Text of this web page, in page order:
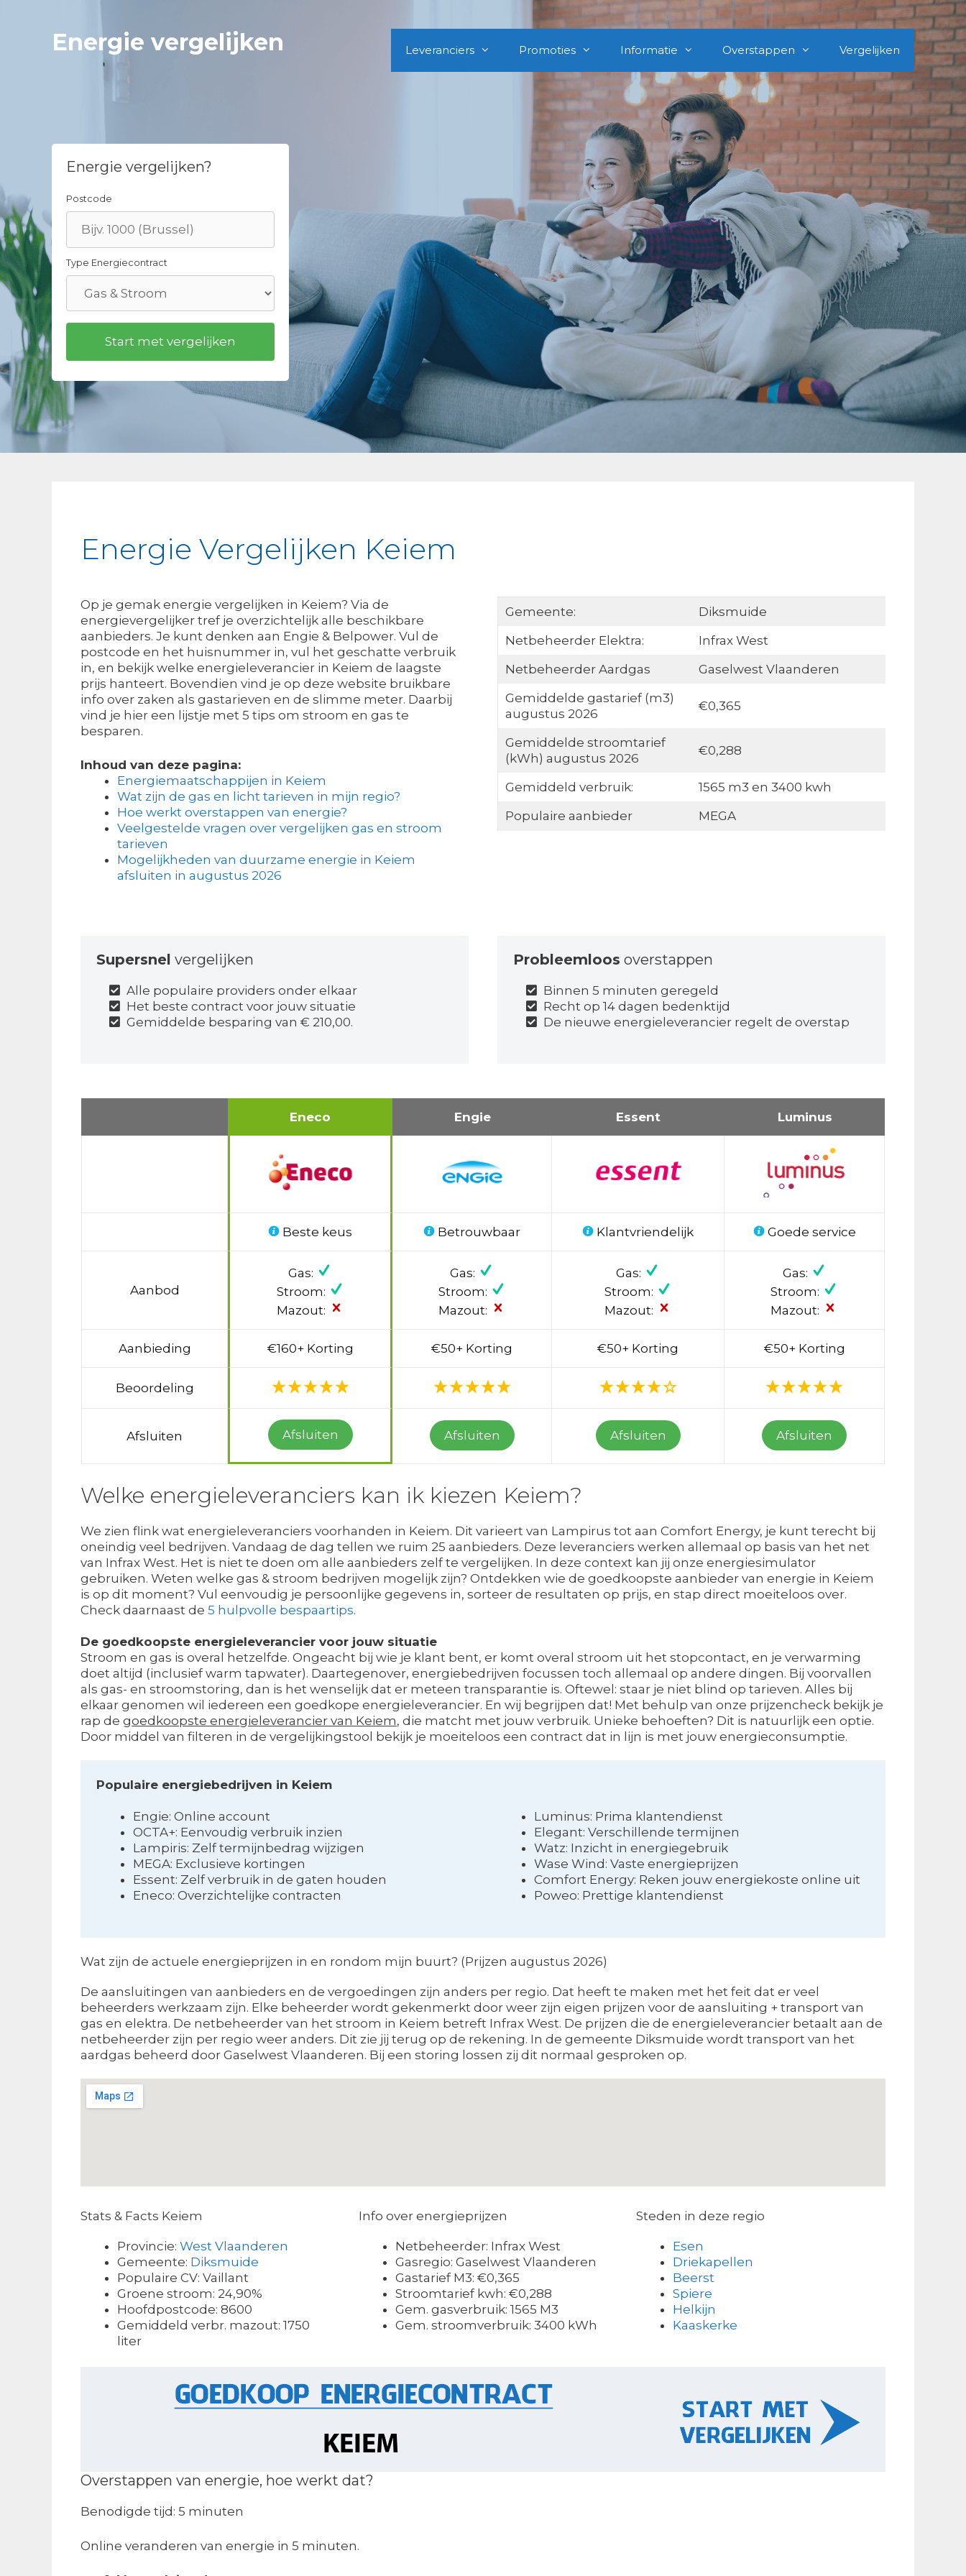
Energie vergelijken Leveranciers Promoties Informatie Overstappen Vergelijken
Energie vergelijken?
Postcode
Type Energiecontract
Energie Vergelijken Keiem
Op je gemak energie vergelijken in Keiem? Via de
energievergelijker tref je overzichtelijk alle beschikbare
aanbieders. Je kunt denken aan Engie & Belpower. Vul de
postcode en het huisnummer in, vul het geschatte verbruik
in, en bekijk welke energieleverancier in Keiem de laagste
prijs hanteert. Bovendien vind je op deze website bruikbare
info over zaken als gastarieven en de slimme meter. Daarbij
vind je hier een lijstje met 5 tips om stroom en gas te
besparen.
Inhoud van deze pagina:
Energiemaatschappijen in Keiem
Wat zijn de gas en licht tarieven in mijn regio?
Hoe werkt overstappen van energie?
Veelgestelde vragen over vergelijken gas en stroom
tarieven
Mogelijkheden van duurzame energie in Keiem
afsluiten in augustus 2026
Gemeente:
Diksmuide
Netbeheerder Elektra:
Infrax West
Netbeheerder Aardgas
Gaselwest Vlaanderen
Gemiddelde gastarief (m3)
augustus 2026
€0,365
Gemiddelde stroomtarief
(kWh) augustus 2026
€0,288
Gemiddeld verbruik:
1565 m3 en 3400 kwh
Populaire aanbieder
MEGA
Supersnel vergelijken
Alle populaire providers onder elkaar
Het beste contract voor jouw situatie
Gemiddelde besparing van € 210,00.
Probleemloos overstappen
Binnen 5 minuten geregeld
Recht op 14 dagen bedenktijd
De nieuwe energieleverancier regelt de overstap
Eneco Engie Essent Luminus
Beste keus Betrouwbaar Klantvriendelijk Goede service
Aanbod
Gas:
Stroom:
Mazout:
Gas:
Stroom:
Mazout:
Gas:
Stroom:
Mazout:
Gas:
Stroom:
Mazout:
Aanbieding €160+ Korting €50+ Korting €50+ Korting €50+ Korting
Beoordeling
Afsluiten Afsluiten Afsluiten Afsluiten Afsluiten
Welke energieleveranciers kan ik kiezen Keiem?
We zien flink wat energieleveranciers voorhanden in Keiem. Dit varieert van Lampirus tot aan Comfort Energy, je kunt terecht bij
oneindig veel bedrijven. Vandaag de dag tellen we ruim 25 aanbieders. Deze leveranciers werken allemaal op basis van het net
van Infrax West. Het is niet te doen om alle aanbieders zelf te vergelijken. In deze context kan jij onze energiesimulator
gebruiken. Weten welke gas & stroom bedrijven mogelijk zijn? Ontdekken wie de goedkoopste aanbieder van energie in Keiem
is op dit moment? Vul eenvoudig je persoonlijke gegevens in, sorteer de resultaten op prijs, en stap direct moeiteloos over.
Check daarnaast de 5 hulpvolle bespaartips.
De goedkoopste energieleverancier voor jouw situatie
Stroom en gas is overal hetzelfde. Ongeacht bij wie je klant bent, er komt overal stroom uit het stopcontact, en je verwarming
doet altijd (inclusief warm tapwater). Daartegenover, energiebedrijven focussen toch allemaal op andere dingen. Bij voorvallen
als gas- en stroomstoring, dan is het wenselijk dat er meteen transparantie is. Oftewel: staar je niet blind op tarieven. Alles bij
elkaar genomen wil iedereen een goedkope energieleverancier. En wij begrijpen dat! Met behulp van onze prijzencheck bekijk je
rap de goedkoopste energieleverancier van Keiem, die matcht met jouw verbruik. Unieke behoeften? Dit is natuurlijk een optie.
Door middel van filteren in de vergelijkingstool bekijk je moeiteloos een contract dat in lijn is met jouw energieconsumptie.
Populaire energiebedrijven in Keiem
Engie: Online account
OCTA+: Eenvoudig verbruik inzien
Lampiris: Zelf termijnbedrag wijzigen
MEGA: Exclusieve kortingen
Essent: Zelf verbruik in de gaten houden
Eneco: Overzichtelijke contracten
Luminus: Prima klantendienst
Elegant: Verschillende termijnen
Watz: Inzicht in energiegebruik
Wase Wind: Vaste energieprijzen
Comfort Energy: Reken jouw energiekoste online uit
Poweo: Prettige klantendienst
Wat zijn de actuele energieprijzen in en rondom mijn buurt? (Prijzen augustus 2026)
De aansluitingen van aanbieders en de vergoedingen zijn anders per regio. Dat heeft te maken met het feit dat er veel
beheerders werkzaam zijn. Elke beheerder wordt gekenmerkt door weer zijn eigen prijzen voor de aansluiting + transport van
gas en elektra. De netbeheerder van het stroom in Keiem betreft Infrax West. De prijzen die de energieleverancier betaalt aan de
netbeheerder zijn per regio weer anders. Dit zie jij terug op de rekening. In de gemeente Diksmuide wordt transport van het
aardgas beheerd door Gaselwest Vlaanderen. Bij een storing lossen zij dit normaal gesproken op.
Stats & Facts Keiem
Provincie: West Vlaanderen
Gemeente: Diksmuide
Populaire CV: Vaillant
Groene stroom: 24,90%
Hoofdpostcode: 8600
Gemiddeld verbr. mazout: 1750
liter
Info over energieprijzen
Netbeheerder: Infrax West
Gasregio: Gaselwest Vlaanderen
Gastarief M3: €0,365
Stroomtarief kwh: €0,288
Gem. gasverbruik: 1565 M3
Gem. stroomverbruik: 3400 kWh
Steden in deze regio
Esen
Driekapellen
Beerst
Spiere
Helkijn
Kaaskerke
Overstappen van energie, hoe werkt dat?
Benodigde tijd: 5 minuten
Online veranderen van energie in 5 minuten.